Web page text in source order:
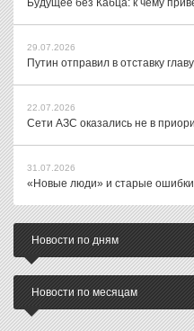
Будущее без Кабца: к чему
29.07.2026
Путин отправил в отставку
22.07.2026
Сети АЗС оказались не в
31.07.2026
«Новые люди» и старые ошибки
Новости по дням
Новости по месяцам